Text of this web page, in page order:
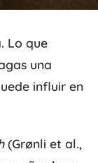
Lo que
una
influir en
(Grønli et al.,